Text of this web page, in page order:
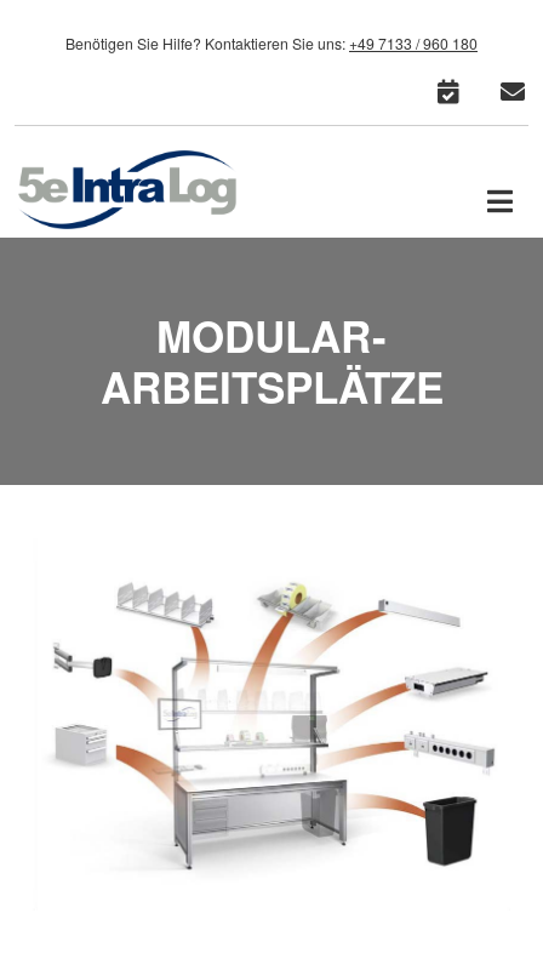
Benötigen Sie Hilfe? Kontaktieren Sie uns:+49 7133 / 960 180
MODULAR-
ARBEITSPLÄTZE